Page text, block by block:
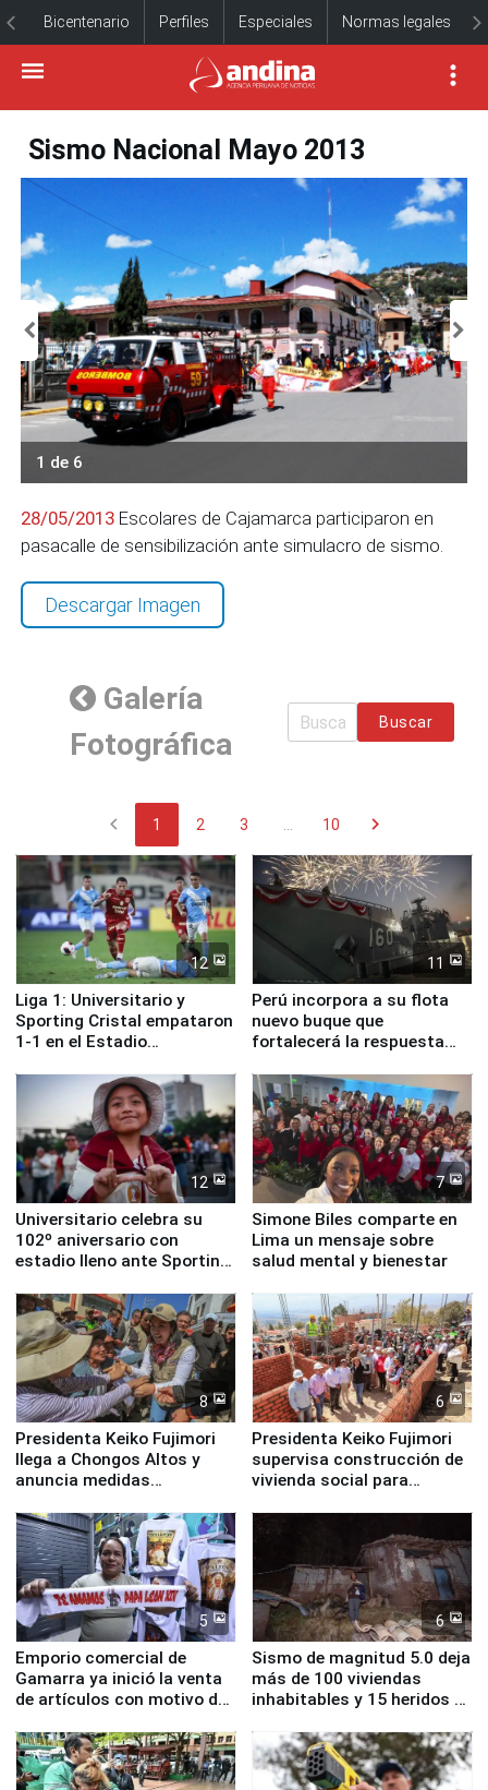
Bicentenario Perfiles Especiales Normas legales
Sismo Nacional Mayo 2013
1 de 6
28/05/2013 Escolares de Cajamarca participaron en
pasacalle de sensibilización ante simulacro de sismo.
Descargar Imagen
Galería
Fotográfica
Buscar
chevron_left 1 2 3 10 chevron_right
12
Liga 1: Universitario y
Sporting Cristal empataron
1-1 en el Estadio
11
Perú incorpora a su flota
nuevo buque que
fortalecerá la respuesta
12
Universitario celebra su
102º aniversario con
estadio lleno ante Sporting
7
Simone Biles comparte en
Lima un mensaje sobre
salud mental y bienestar
8
Presidenta Keiko Fujimori
llega a Chongos Altos y
anuncia medidas
educación, salud y empleo
6
Presidenta Keiko Fujimori
supervisa construcción de
vivienda social para
5
Emporio comercial de
Gamarra ya inició la venta
de artículos con motivo de
6
Sismo de magnitud 5.0 deja
más de 100 viviendas
inhabitables y 15 heridos en